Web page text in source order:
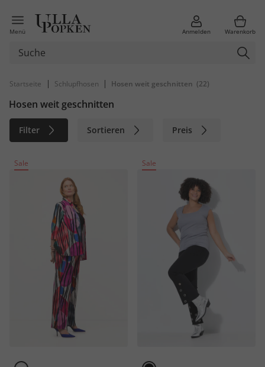
Menü Anmelden Warenkorb
Startseite | Schlupfhosen | Hosen weit geschnitten (22)
Hosen weit geschnitten
Filter Sortieren Preis
Sale Sale